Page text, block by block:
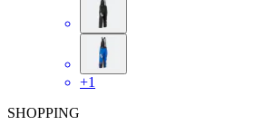
+1
SHOPPING